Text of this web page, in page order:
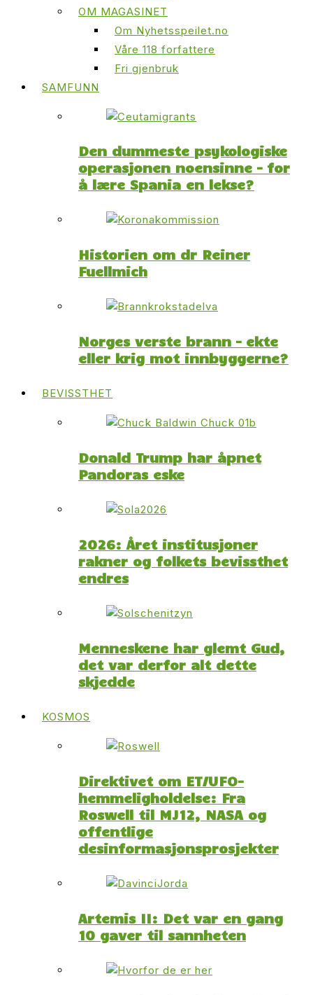
OM MAGASINET
Om Nyhetsspeilet.no
Våre 118 forfattere
Fri gjenbruk
SAMFUNN
Den dummeste psykologiske
operasjonen noensinne – for
å lære Spania en lekse?
Historien om dr Reiner
Fuellmich
Norges verste brann – ekte
eller krig mot innbyggerne?
BEVISSTHET
Donald Trump har åpnet
Pandoras eske
2026: Året institusjoner
rakner og folkets bevissthet
endres
Menneskene har glemt Gud,
det var derfor alt dette
skjedde
KOSMOS
Direktivet om ET/UFO-
hemmeligholdelse: Fra
Roswell til MJ12, NASA og
offentlige
desinformasjonsprosjekter
Artemis II: Det var en gang
10 gaver til sannheten